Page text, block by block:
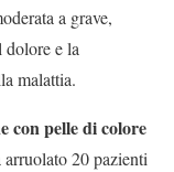
a grave,
e la
malattia.
con pelle di colore
20 pazienti